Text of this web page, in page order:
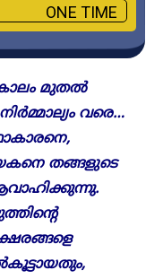
ONE TIME
മുതൽ
വരെ…
തങ്ങളുടെ